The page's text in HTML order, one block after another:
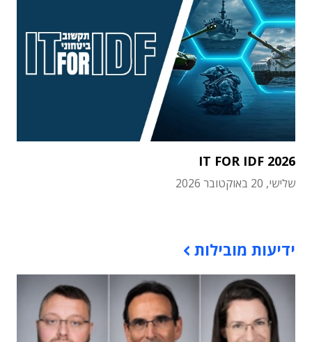
IT FOR IDF 2026
שלישי, 20 באוקטובר 2026
ידיעות מובילות